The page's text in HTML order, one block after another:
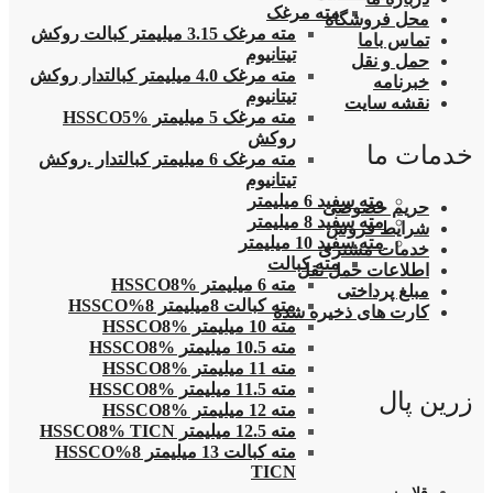
مته مرغک
مته مرغک 3.15 میلیمتر کبالت روکش
تیتانیوم
مته مرغک 4.0 میلیمتر کبالتدار روکش
تیتانیوم
مته مرغک 5 میلیمتر HSSCO5%
روکش
مته مرغک 6 میلیمتر کبالتدار .روکش
تیتانیوم
مته سفید 6 میلیمتر
مته سفید 8 میلیمتر
مته سفید 10 میلیمتر
مته کبالت
مته 6 میلیمتر HSSCO8%
مته کبالت 8میلیمتر 8%HSSCO
مته 10 میلیمتر HSSCO8%
مته 10.5 میلیمتر HSSCO8%
مته 11 میلیمتر HSSCO8%
مته 11.5 میلیمتر HSSCO8%
مته 12 میلیمتر HSSCO8%
مته 12.5 میلیمتر HSSCO8% TICN
مته کبالت 13 میلیمتر 8%HSSCO
TICN
محل فروشگاه
تماس باما
حمل و نقل
خبرنامه
نقشه سایت
خدمات ما
حریم خصوصی
شرایط فروش
خدمات مشتری
اطلاعات حمل نقل
مبلغ پرداختی
کارت های ذخیره شده
زرین پال